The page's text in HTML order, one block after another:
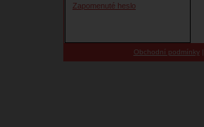
Zapomenuté heslo
Obchodní podmínky|